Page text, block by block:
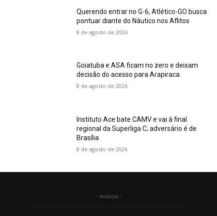
Querendo entrar no G-6, Atlético-GO busca
pontuar diante do Náutico nos Aflitos
8 de agosto de 2026
Goiatuba e ASA ficam no zero e deixam
decisão do acesso para Arapiraca
8 de agosto de 2026
Instituto Ace bate CAMV e vai à final
regional da Superliga C; adversário é de
Brasília
8 de agosto de 2026
- Anúncio -